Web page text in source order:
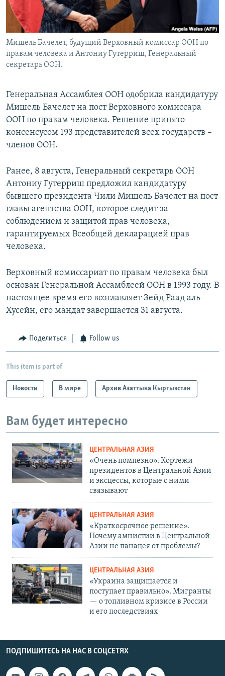
Мишель Бачелет, будущий Верховный комиссар ООН по
правам человека и Антониу Гутерриш, Генеральный
секретарь ООН.
Генеральная Ассамблея ООН одобрила кандидатуру
Мишель Бачелет на пост Верховного комиссара
ООН по правам человека. Решение принято
консенсусом 193 представителей всех государств –
членов ООН.
Ранее, 8 августа, Генеральный секретарь ООН
Антониу Гутерриш предложил кандидатуру
бывшего президента Чили Мишель Бачелет на пост
главы агентства ООН, которое следит за
соблюдением и защитой прав человека,
гарантируемых Всеобщей декларацией прав
человека.
Верховный комиссариат по правам человека был
основан Генеральной Ассамблеей ООН в 1993 году. В
настоящее время его возглавляет Зейд Раад аль-
Хусейн, его мандат завершается 31 августа.
Поделиться Follow us
This item is part of
Новости В мире Архив Азаттыка Кыргызстан
Вам будет интересно
ЦЕНТРАЛЬНАЯ АЗИЯ
«Очень помпезно». Кортежи
президентов в Центральной Азии
и эксцессы, которые с ними
связывают
ЦЕНТРАЛЬНАЯ АЗИЯ
«Краткосрочное решение».
Почему амнистии в Центральной
Азии не панацея от проблемы?
ЦЕНТРАЛЬНАЯ АЗИЯ
«Украина защищается и
поступает правильно». Мигранты
— о топливном кризисе в России
и его последствиях
ПОДПИШИТЕСЬ НА НАС В СОЦСЕТЯХ